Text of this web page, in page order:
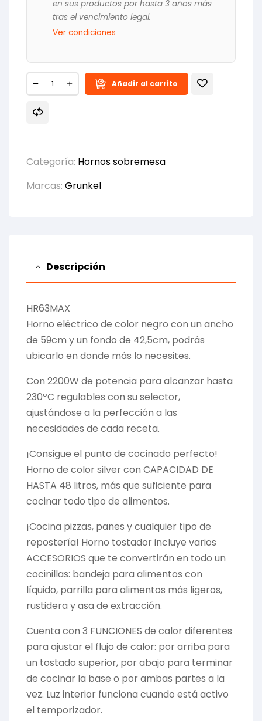
en sus productos por hasta 3 años más
tras el vencimiento legal.
Ver condiciones
Añadir al carrito
Categoría: Hornos sobremesa
Marcas: Grunkel
Descripción
HR63MAX
Horno eléctrico de color negro con un ancho
de 59cm y un fondo de 42,5cm, podrás
ubicarlo en donde más lo necesites.
Con 2200W de potencia para alcanzar hasta
230ºC regulables con su selector,
ajustándose a la perfección a las
necesidades de cada receta.
¡Consigue el punto de cocinado perfecto!
Horno de color silver con CAPACIDAD DE
HASTA 48 litros, más que suficiente para
cocinar todo tipo de alimentos.
¡Cocina pizzas, panes y cualquier tipo de
repostería! Horno tostador incluye varios
ACCESORIOS que te convertirán en todo un
cocinillas: bandeja para alimentos con
líquido, parrilla para alimentos más ligeros,
rustidera y asa de extracción.
Cuenta con 3 FUNCIONES de calor diferentes
para ajustar el flujo de calor: por arriba para
un tostado superior, por abajo para terminar
de cocinar la base o por ambas partes a la
vez. Luz interior funciona cuando está activo
el temporizador.